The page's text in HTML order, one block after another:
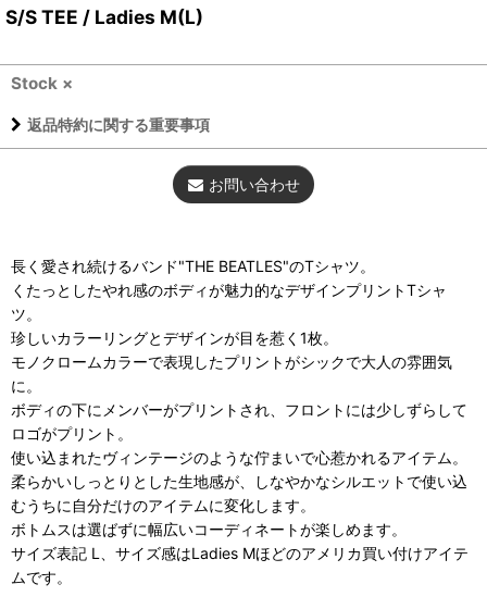
S/S TEE / Ladies M(L)
Stock ×
返品特約に関する重要事項
お問い合わせ
長く愛され続けるバンド"THE BEATLES"のTシャツ。
くたっとしたやれ感のボディが魅力的なデザインプリントTシャ
ツ。
珍しいカラーリングとデザインが目を惹く1枚。
モノクロームカラーで表現したプリントがシックで大人の雰囲気
に。
ボディの下にメンバーがプリントされ、フロントには少しずらして
ロゴがプリント。
使い込まれたヴィンテージのような佇まいで心惹かれるアイテム。
柔らかいしっとりとした生地感が、しなやかなシルエットで使い込
むうちに自分だけのアイテムに変化します。
ボトムスは選ばずに幅広いコーディネートが楽しめます。
サイズ表記 L、サイズ感はLadies Mほどのアメリカ買い付けアイテ
ムです。